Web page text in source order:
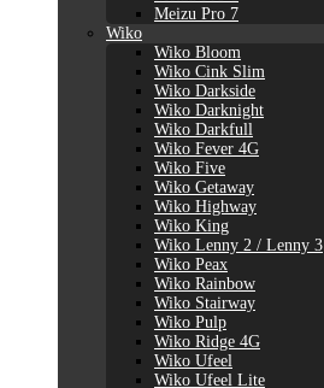
Meizu Pro 7
Wiko
Wiko Bloom
Wiko Cink Slim
Wiko Darkside
Wiko Darknight
Wiko Darkfull
Wiko Fever 4G
Wiko Five
Wiko Getaway
Wiko Highway
Wiko King
Wiko Lenny 2 / Lenny 3
Wiko Peax
Wiko Rainbow
Wiko Stairway
Wiko Pulp
Wiko Ridge 4G
Wiko Ufeel
Wiko Ufeel Lite